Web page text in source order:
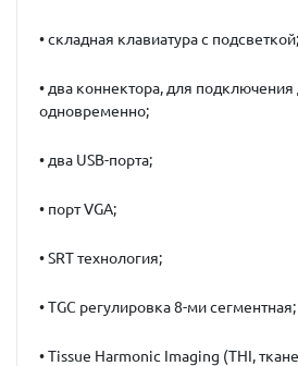
• складная клавиатура с подсветкой;
• два коннектора, для подключения
одновременно;
• два USB-порта;
• порт VGA;
• SRT технология;
• TGC регулировка 8-ми сегментная;
• Tissue Harmonic Imaging (THI,